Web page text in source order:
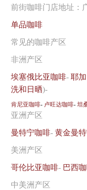
前街咖啡门店地址：
单品咖啡
常见的咖啡产区
非洲产区
埃塞俄比亚咖啡-耶
洗和日晒)-
肯尼亚咖啡- 卢旺达咖啡-坦
亚洲产区
曼特宁咖啡-黄金曼
美洲产区
哥伦比亚咖啡- 巴西
中美洲产区